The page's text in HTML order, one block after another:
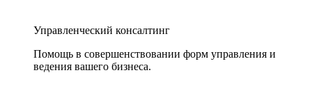
Управленческий консалтинг
Помощь в совершенствовании форм управления и
ведения вашего бизнеса.